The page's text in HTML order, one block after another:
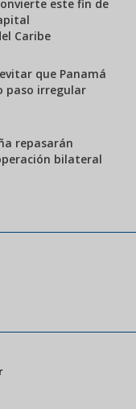
este fin de
Caribe
que Panamá
paso irregular
repasarán
bilateral